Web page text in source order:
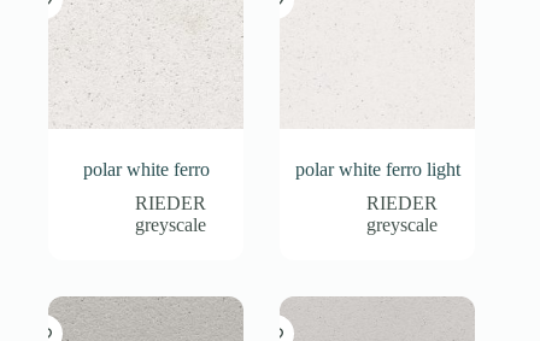
polar white ferro
RIEDER
greyscale
polar white ferro light
RIEDER
greyscale